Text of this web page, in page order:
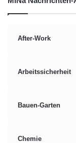
für die
Situation!
After-Work
Arbeitssicherheit
Bauen-Garten
Chemie